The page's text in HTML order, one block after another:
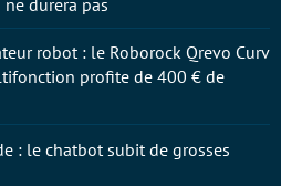
ne durera pas
robot : le Roborock Qrevo Curv
profite de 400 € de
: le chatbot subit de grosses